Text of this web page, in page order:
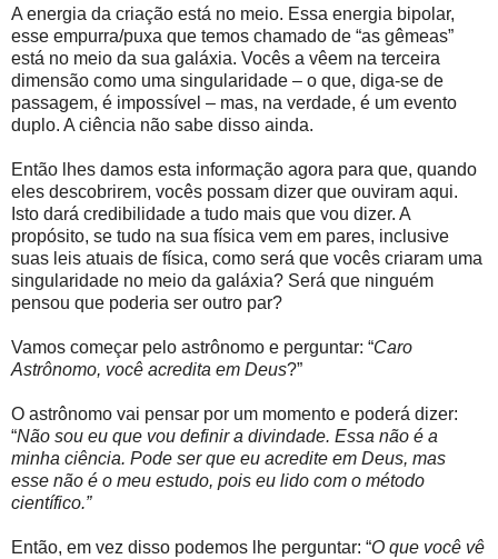
A energia da criação está no meio. Essa energia bipolar,
esse empurra/puxa que temos chamado de “as gêmeas”
está no meio da sua galáxia. Vocês a vêem na terceira
dimensão como uma singularidade – o que, diga-se de
passagem, é impossível – mas, na verdade, é um evento
duplo. A ciência não sabe disso ainda.
Então lhes damos esta informação agora para que, quando
eles descobrirem, vocês possam dizer que ouviram aqui.
Isto dará credibilidade a tudo mais que vou dizer. A
propósito, se tudo na sua física vem em pares, inclusive
suas leis atuais de física, como será que vocês criaram uma
singularidade no meio da galáxia? Será que ninguém
pensou que poderia ser outro par?
Vamos começar pelo astrônomo e perguntar: “Caro
Astrônomo, você acredita em Deus?”
O astrônomo vai pensar por um momento e poderá dizer:
“Não sou eu que vou definir a divindade. Essa não é a
minha ciência. Pode ser que eu acredite em Deus, mas
esse não é o meu estudo, pois eu lido com o método
científico.”
Então, em vez disso podemos lhe perguntar: “O que você vê